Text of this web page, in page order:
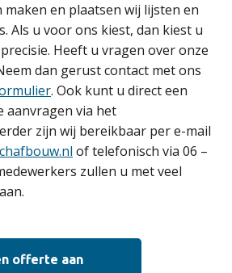
en plaatsen wij lijsten en
Als u voor ons kiest, dan kiest u
Heeft u vragen over onze
dan gerust contact met ons
. Ook kunt u direct een
aanvragen via het
zijn wij bereikbaar per e-mail
of telefonisch via 06 –
zullen u met veel
offerte aan